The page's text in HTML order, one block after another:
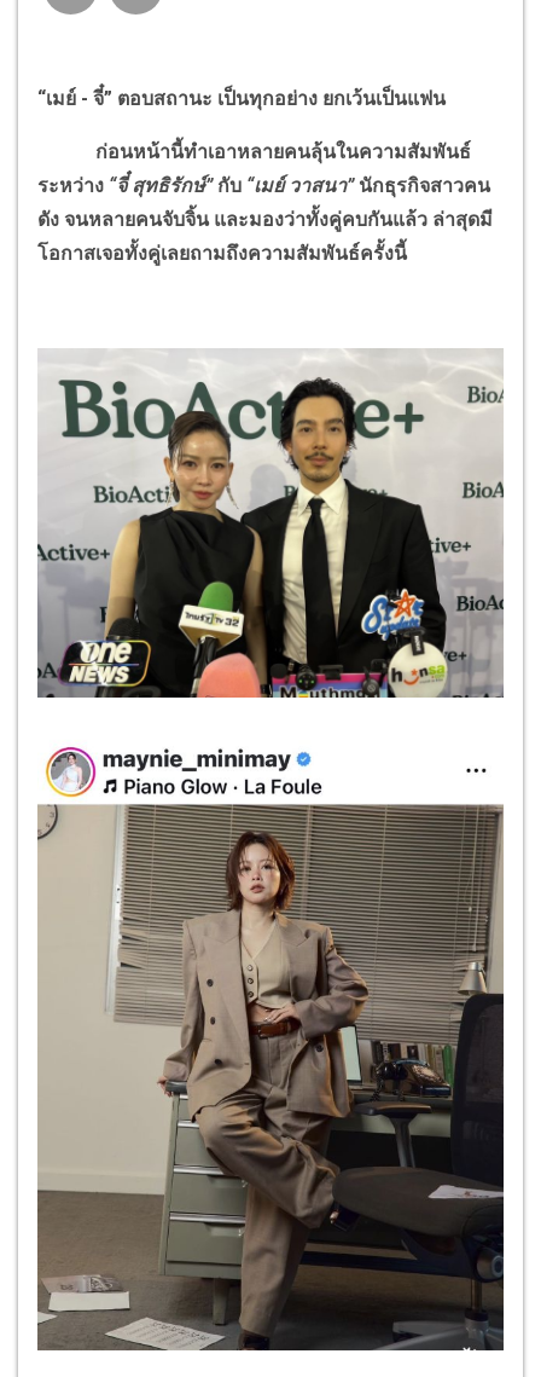
“เมย์ - จี๋” ตอบสถานะ เป็นทุกอย่าง ยกเว้นเป็นแฟน
ก่อนหน้านี้ทำเอาหลายคนลุ้นในความสัมพันธ์
ระหว่าง “จี๋ สุทธิรักษ์”กับ “เมย์ วาสนา”นักธุรกิจสาวคน
ดัง จนหลายคนจับจิ้น และมองว่าทั้งคู่คบกันแล้ว ล่าสุดมี
โอกาสเจอทั้งคู่เลยถามถึงความสัมพันธ์ครั้งนี้